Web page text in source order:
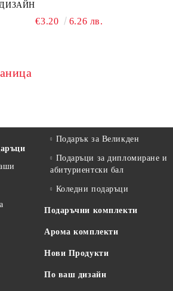
€3.20 6.26 лв.
Подарък за Великден
Подаръци за дипломиране и
абитуриентски бал
Коледни подаръци
Подаръчни комплекти
Арома комплекти
Нови Продукти
По ваш дизайн